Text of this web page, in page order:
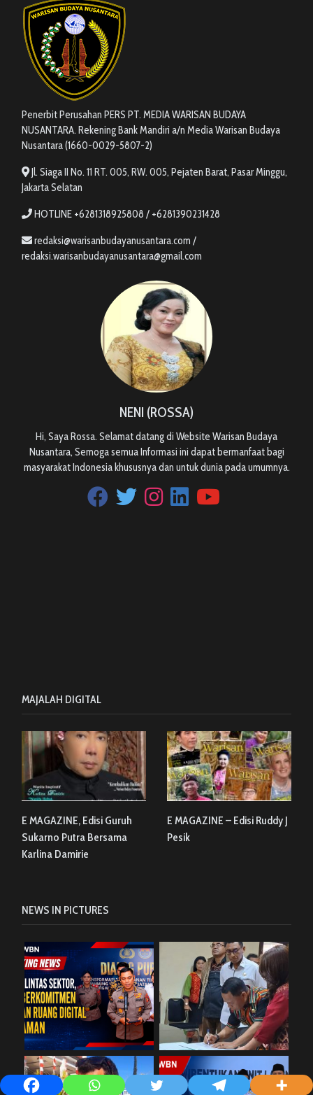
Penerbit Perusahan PERS PT. MEDIA WARISAN BUDAYA
NUSANTARA. Rekening Bank Mandiri a/n Media Warisan Budaya
Nusantara (1660-0029-5807-2)
Jl. Siaga II No. 11 RT. 005, RW. 005, Pejaten Barat, Pasar Minggu,
Jakarta Selatan
HOTLINE +6281318925808 / +6281390231428
redaksi@warisanbudayanusantara.com /
redaksi.warisanbudayanusantara@gmail.com
NENI (ROSSA)
Hi, Saya Rossa. Selamat datang di Website Warisan Budaya
Nusantara, Semoga semua Informasi ini dapat bermanfaat bagi
masyarakat Indonesia khususnya dan untuk dunia pada umumnya.
MAJALAH DIGITAL
E MAGAZINE, Edisi Guruh
Sukarno Putra Bersama
Karlina Damirie
E MAGAZINE – Edisi Ruddy J
Pesik
NEWS IN PICTURES